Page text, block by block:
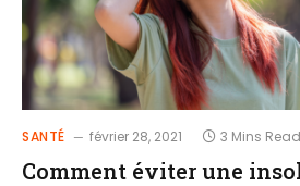
SANTÉ février 28, 2021 3 Mins Read
Comment éviter une